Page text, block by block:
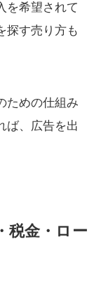
を希望されて
探す売り方も
ための仕組み
ば、広告を出
税金・ロー